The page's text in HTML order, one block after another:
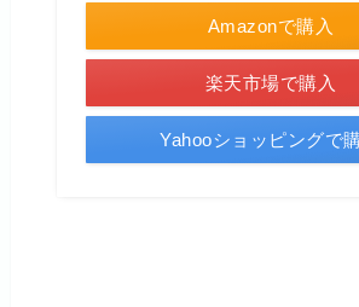
Amazonで購入
楽天市場で購入
Yahooショッピングで